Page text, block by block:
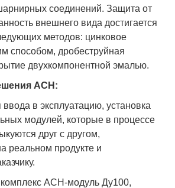
соединений. Защита от
внешнего вида достигается
методов: цинковое
способом, дробеструйная
двухкомпонентной эмалью.
АСН:
в эксплуатацию, установка
модулей, которые в процессе
друг с другом,
реальном продукте и
АСН-модуль Ду100,